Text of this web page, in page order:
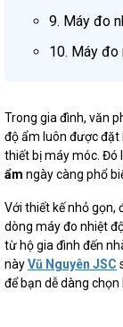
9. Máy đo
10. Máy đo
Trong gia đình, văn
độ ẩm luôn được đặt
thiết bị máy móc. Đó
ẩm ngày càng phổ
Với thiết kế nhỏ gọn,
dòng máy đo nhiệt
từ hộ gia đình đến
nàyVũ Nguyên JSC
để bạn dễ dàng chọn